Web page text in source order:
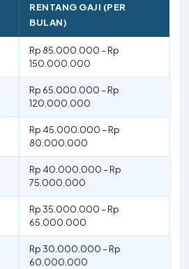
RENTANG GAJI (PER
BULAN)
Rp 85.000.000 – Rp
150.000.000
Rp 65.000.000 – Rp
120.000.000
Rp 45.000.000 – Rp
80.000.000
Rp 40.000.000 – Rp
75.000.000
Rp 35.000.000 – Rp
65.000.000
Rp 30.000.000 – Rp
60.000.000